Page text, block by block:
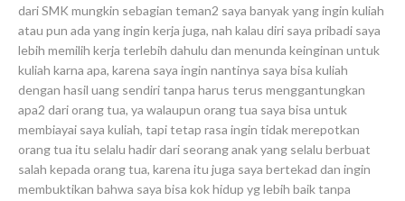
dari SMK mungkin sebagian teman2 saya banyak yang ingin kuliah
atau pun ada yang ingin kerja juga, nah kalau diri saya pribadi saya
lebih memilih kerja terlebih dahulu dan menunda keinginan untuk
kuliah karna apa, karena saya ingin nantinya saya bisa kuliah
dengan hasil uang sendiri tanpa harus terus menggantungkan
apa2 dari orang tua, ya walaupun orang tua saya bisa untuk
membiayai saya kuliah, tapi tetap rasa ingin tidak merepotkan
orang tua itu selalu hadir dari seorang anak yang selalu berbuat
salah kepada orang tua, karena itu juga saya bertekad dan ingin
membuktikan bahwa saya bisa kok hidup yg lebih baik tanpa